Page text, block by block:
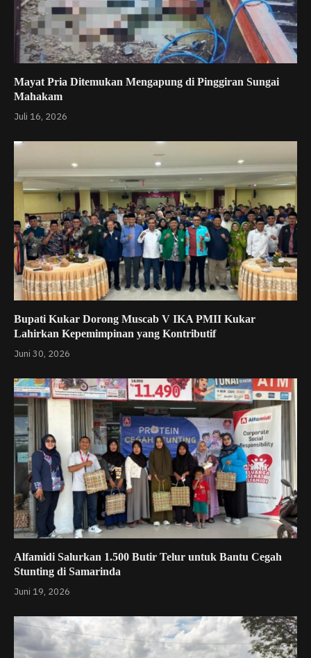
Mayat Pria Ditemukan Mengapung di Pinggiran Sungai
Mahakam
Juli 16, 2026
Bupati Kukar Dorong Muscab V IKA PMII Kukar
Lahirkan Kepemimpinan yang Kontributif
Juni 30, 2026
Alfamidi Salurkan 1.500 Butir Telur untuk Bantu Cegah
Stunting di Samarinda
Juni 19, 2026